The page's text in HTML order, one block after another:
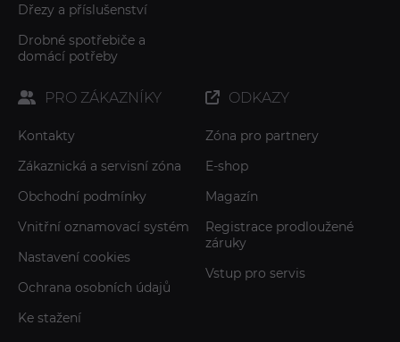
Dřezy a příslušenství
Drobné spotřebiče a
domácí potřeby
PRO ZÁKAZNÍKY
Kontakty
Zákaznická a servisní zóna
Obchodní podmínky
Vnitřní oznamovací systém
Nastavení cookies
Ochrana osobních údajů
Ke stažení
ODKAZY
Zóna pro partnery
E-shop
Magazín
Registrace prodloužené
záruky
Vstup pro servis